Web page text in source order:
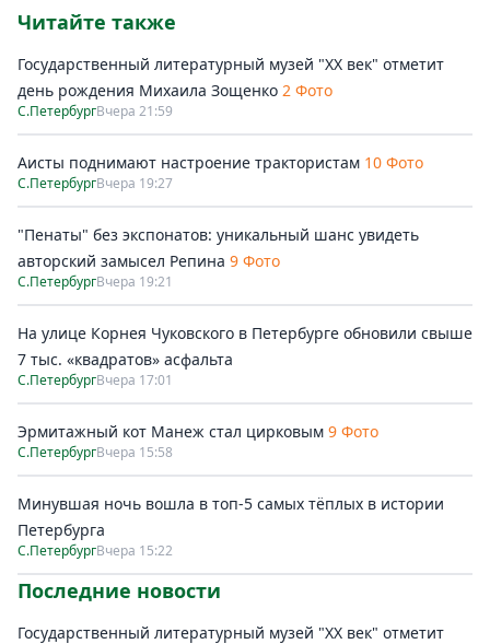
Читайте также
Государственный литературный музей "ХХ век" отметит
день рождения Михаила Зощенко 2 Фото
С.ПетербургВчера 21:59
Аисты поднимают настроение трактористам 10 Фото
С.ПетербургВчера 19:27
"Пенаты" без экспонатов: уникальный шанс увидеть
авторский замысел Репина 9 Фото
С.ПетербургВчера 19:21
На улице Корнея Чуковского в Петербурге обновили свыше
7 тыс. «квадратов» асфальта
С.ПетербургВчера 17:01
Эрмитажный кот Манеж стал цирковым 9 Фото
С.ПетербургВчера 15:58
Минувшая ночь вошла в топ-5 самых тёплых в истории
Петербурга
С.ПетербургВчера 15:22
Последние новости
Государственный литературный музей "ХХ век" отметит